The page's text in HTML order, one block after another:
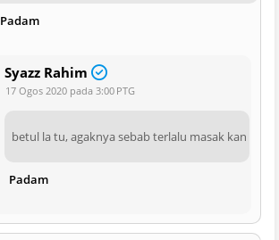
Padam
Syazz Rahim
17 Ogos 2020 pada 3:00 PTG
betul la tu, agaknya sebab terlalu masak kan
Padam